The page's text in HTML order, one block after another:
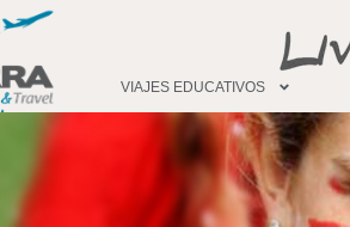
VIAJES EDUCATIVOS